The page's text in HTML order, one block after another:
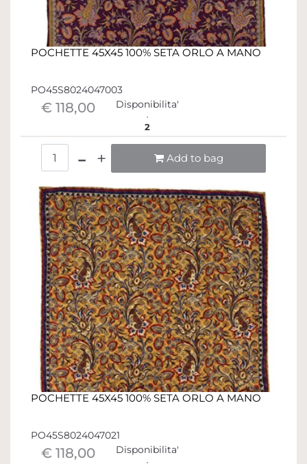
POCHETTE 45X45 100% SETA ORLO A MANO
PO45S8024047003
€ 118,00 Disponibilita'
2
Add to bag
POCHETTE 45X45 100% SETA ORLO A MANO
PO45S8024047021
€ 118,00 Disponibilita'